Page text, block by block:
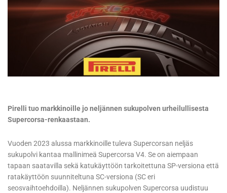
Pirelli tuo markkinoille jo neljännen sukupolven urheilullisesta
Supercorsa-renkaastaan.
Vuoden 2023 alussa markkinoille tuleva Supercorsan neljäs
sukupolvi kantaa mallinimeä Supercorsa V4. Se on aiempaan
tapaan saatavilla sekä katukäyttöön tarkoitettuna SP-versiona että
ratakäyttöön suunniteltuna SC-versiona (SC eri
seosvaihtoehdoilla). Neljännen sukupolven Supercorsa uudistuu